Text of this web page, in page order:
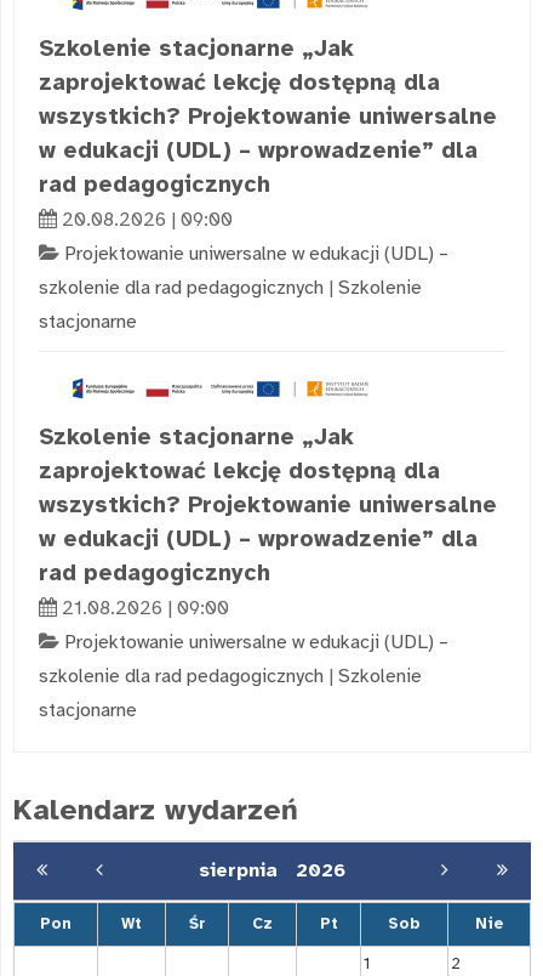
Szkolenie stacjonarne „Jak
zaprojektować lekcję dostępną dla
wszystkich? Projektowanie uniwersalne
w edukacji (UDL) – wprowadzenie” dla
rad pedagogicznych
20.08.2026 | 09:00
Projektowanie uniwersalne w edukacji (UDL) –
szkolenie dla rad pedagogicznych | Szkolenie
stacjonarne
Szkolenie stacjonarne „Jak
zaprojektować lekcję dostępną dla
wszystkich? Projektowanie uniwersalne
w edukacji (UDL) – wprowadzenie” dla
rad pedagogicznych
21.08.2026 | 09:00
Projektowanie uniwersalne w edukacji (UDL) –
szkolenie dla rad pedagogicznych | Szkolenie
stacjonarne
Kalendarz wydarzeń
sierpnia 2026
Pon Wt Śr Cz Pt Sob Nie
1
2